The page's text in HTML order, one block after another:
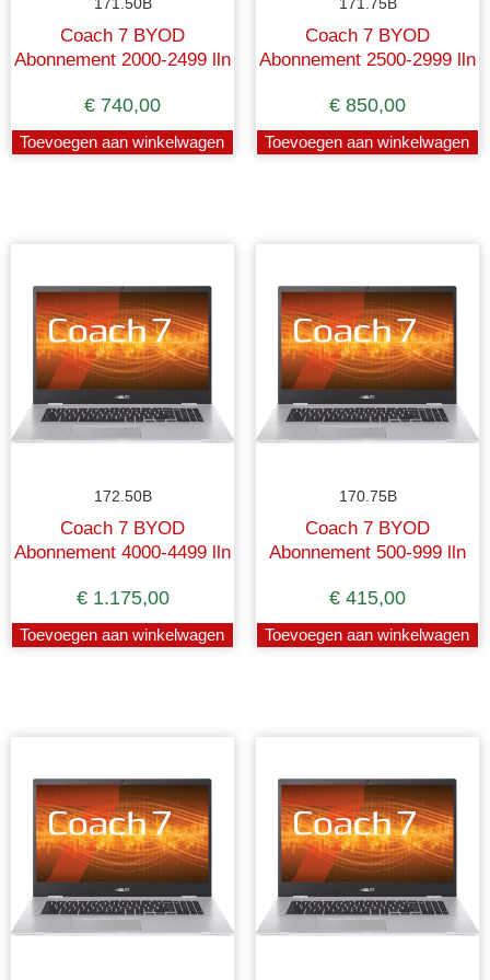
171.50B
Coach 7 BYOD
Abonnement 2000-2499 lln
€ 740,00
Toevoegen aan winkelwagen
171.75B
Coach 7 BYOD
Abonnement 2500-2999 lln
€ 850,00
Toevoegen aan winkelwagen
172.50B
Coach 7 BYOD
Abonnement 4000-4499 lln
€1.175,00
Toevoegen aan winkelwagen
170.75B
Coach 7 BYOD
Abonnement 500-999 lln
€ 415,00
Toevoegen aan winkelwagen